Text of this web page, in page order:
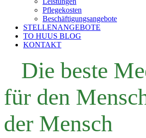
Pflegekosten
Beschäftigungsangebote
STELLENANGEBOTE
TO HUUS BLOG
KONTAKT
Die beste
für den
der Mensch